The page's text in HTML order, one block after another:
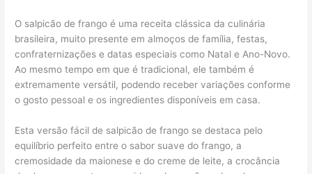
O salpicão de frango é uma receita clássica da culinária
brasileira, muito presente em almoços de família, festas,
confraternizações e datas especiais como Natal e Ano-Novo.
Ao mesmo tempo em que é tradicional, ele também é
extremamente versátil, podendo receber variações conforme
o gosto pessoal e os ingredientes disponíveis em casa.
Esta versão fácil de salpicão de frango se destaca pelo
equilíbrio perfeito entre o sabor suave do frango, a
cremosidade da maionese e do creme de leite, a crocância